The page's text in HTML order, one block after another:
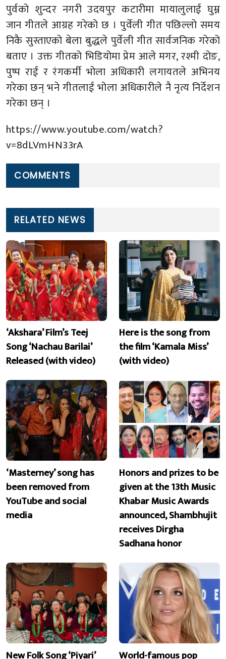
पुर्वको शुन्दर नगरी उदयपुर कटारीमा मायालुलाई घुम्न
जान गीतले आग्रह गरेको छ । पुर्वेली गीत पछिल्लो समय
निकै सुस्ताएको बेला बुद्धले पुर्वेली गीत सार्वजनिक गरेको
बताए । उक्त गीतको भिडियोमा प्रेम आले मगर, रश्मी दोङ,
पुष्प राई र रंगकर्मी भोला अधिकारी लगायतले अभिनय
गरेका छन् भने गीतलाई भोला अधिकारीले नै नृत्य निर्देशन
गरेका छन् ।
https://www.youtube.com/watch?
v=8dLVmHN33rA
COMMENTS
RELATED NEWS
‘Akshara’ Film’s Teej
Song ‘Nachau Barilai’
Released (with video)
Here is the song from
the film ‘Kamala Miss’
(with video)
‘Masterney’ song has
been removed from
YouTube and social
media
Honors and prizes to be
given at the 13th Music
Khabar Music Awards
announced, Shambhujit
receives Dirgha
Sadhana honor
New Folk Song ‘Piyari’
World-famous pop